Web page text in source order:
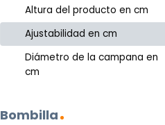
Altura del producto en cm
Ajustabilidad en cm
Diámetro de la campana en
cm
Bombilla